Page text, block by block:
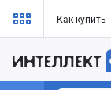
Как купить